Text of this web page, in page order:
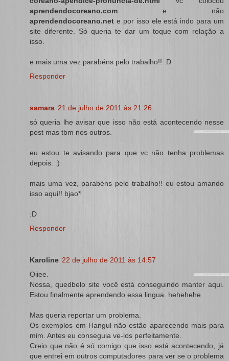
aprendendocoreano.com e não
aprendendocoreano.net e por isso ele está indo para um
site diferente. Só queria te dar um toque com relação a
isso.
e mais uma vez parabéns pelo trabalho!! :D
Responder
samara 21 de julho de 2011 às 21:26
só queria lhe avisar que isso não está acontecendo nesse
post mas tbm nos outros.
eu estou te avisando para que vc não tenha problemas
depois. :)
mais uma vez, parabéns pelo trabalho!! eu estou amando
isso aqui!! bjao*
:D
Responder
Karoline 22 de julho de 2011 às 14:57
Oiiee.
Nossa, quedbelo site você está conseguindo manter aqui.
Estou finalmente aprendendo essa lingua. hehehehe
Mas queria reportar um problema.
Os exemplos em Hangul não estão aparecendo mais para
mim. Antes eu conseguia ve-los perfeitamente.
Creio que não é só comigo que isso está acontecendo, já
que entrei em outros computadores para ver se o problema